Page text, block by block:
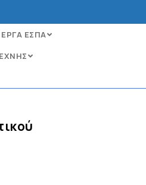
ΕΡΓΑ ΕΣΠΑ